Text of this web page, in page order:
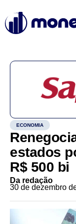
ECONOMIA
estados
R$ 500 bi
Da redação
30 de dezembro